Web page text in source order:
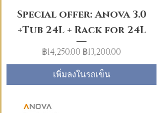
Special offer: Anova 3.0
+Tub 24L + Rack for 24L
ราคาปกติ
฿14,250.00 ราคาขายลด
฿13,200.00
เพิ่มลงในรถเข็น